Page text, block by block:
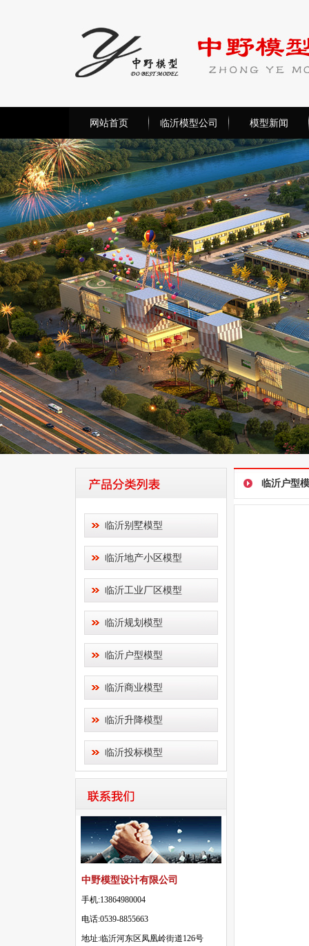
网站首页 临沂模型公司 模型新闻
临沂别墅模型
临沂地产小区模型
临沂工业厂区模型
临沂规划模型
临沂户型模型
临沂商业模型
临沂升降模型
临沂投标模型
中野模型设计有限公司
手机:13864980004
电话:0539-8855663
地址:临沂河东区凤凰岭街道126号
临沂户型